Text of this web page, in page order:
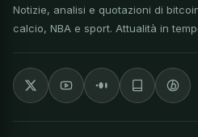
Notizie, analisi e quotazioni di
calcio, NBA e sport. Attualità in